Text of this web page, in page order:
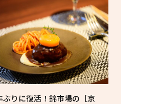
ぶりに復活！錦市場の［京